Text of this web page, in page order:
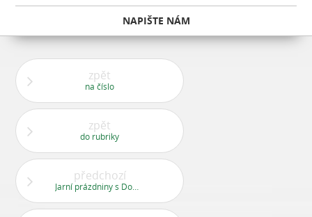
NAPIŠTE NÁM
zpět
na číslo
zpět
do rubriky
předchozí